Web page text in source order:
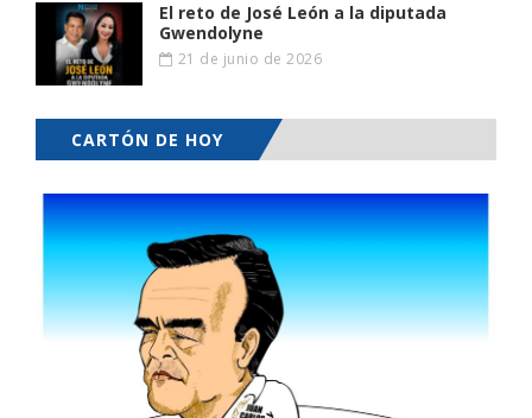
El reto de José León a la diputada
Gwendolyne
21 de junio de 2026
CARTÓN DE HOY